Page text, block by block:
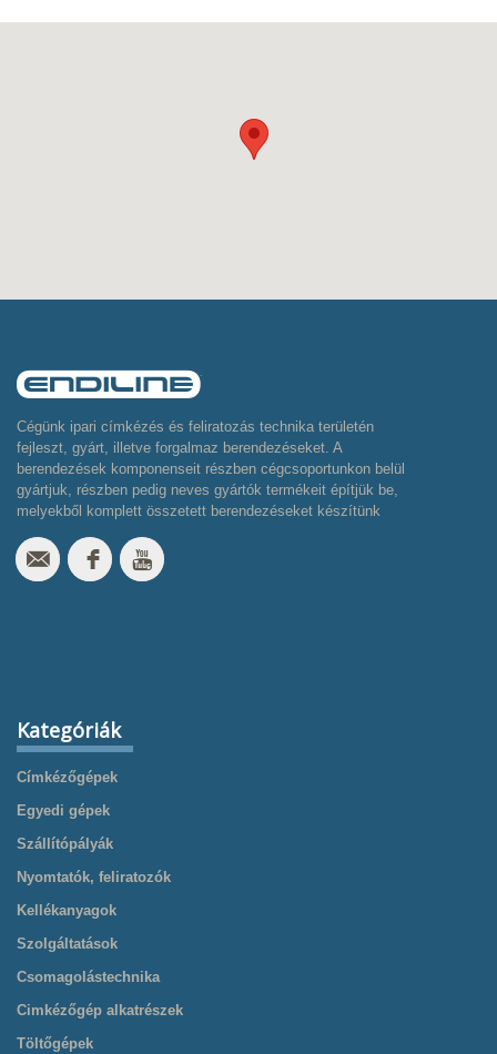
Cégünk ipari címkézés és feliratozás technika területén
fejleszt, gyárt, illetve forgalmaz berendezéseket. A
berendezések komponenseit részben cégcsoportunkon belül
gyártjuk, részben pedig neves gyártók termékeit építjük be,
melyekből komplett összetett berendezéseket készítünk
Kategóriák
Címkézőgépek
Egyedi gépek
Szállítópályák
Nyomtatók, feliratozók
Kellékanyagok
Szolgáltatások
Csomagolástechnika
Cimkézőgép alkatrészek
Töltőgépek